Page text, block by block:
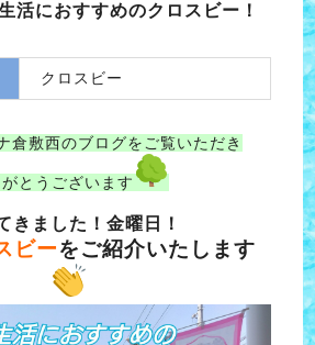
活におすすめのクロスビー！
クロスビー
倉敷西のブログをご覧いただき
とうございます
きました！金曜日！
ビーをご紹介いたします